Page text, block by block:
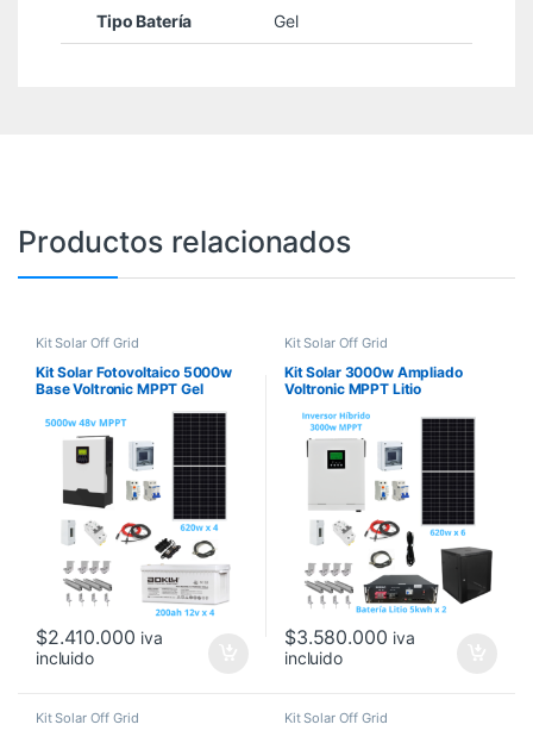
Tipo Batería Gel
Productos relacionados
Kit Solar Off Grid
Kit Solar Fotovoltaico 5000w
Base Voltronic MPPT Gel
$2.410.000 iva
incluido
Kit Solar Off Grid
Kit Solar 3000w Ampliado
Voltronic MPPT Litio
$3.580.000 iva
incluido
Kit Solar Off Grid Kit Solar Off Grid